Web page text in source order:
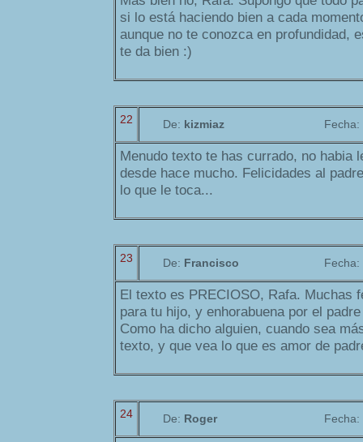
si lo está haciendo bien a cada
aunque no te conozca en profundidad,
te da bien :)
22 De: kizmiaz Fecha:
Menudo texto te has currado, no habia
desde hace mucho. Felicidades al
lo que le toca...
23 De: Francisco Fecha:
El texto es PRECIOSO, Rafa. Muchas
para tu hijo, y enhorabuena por el
Como ha dicho alguien, cuando sea
texto, y que vea lo que es amor de
24 De: Roger Fecha: